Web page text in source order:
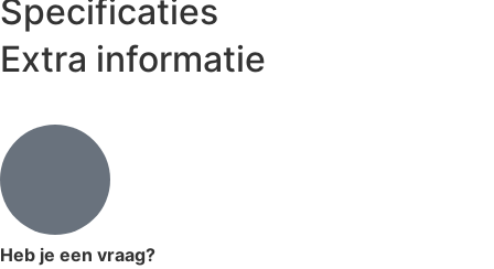
Specificaties
Extra informatie
Heb je een vraag?